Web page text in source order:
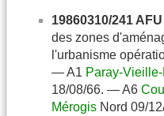
19860310/241
des zones
l'urbanisme
— A1 Paray-
18/08/66. — A6
Mérogis Nord 09/